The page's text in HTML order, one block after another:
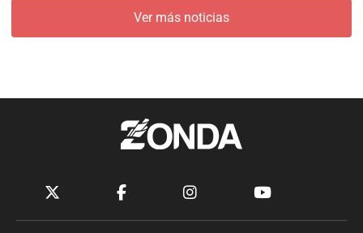
Ver más noticias